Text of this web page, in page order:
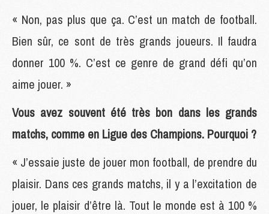
« Non, pas plus que ça. C’est un match de football.
Bien sûr, ce sont de très grands joueurs. Il faudra
donner 100 %. C’est ce genre de grand défi qu’on
aime jouer. »
Vous avez souvent été très bon dans les grands
matchs, comme en Ligue des Champions. Pourquoi ?
« J’essaie juste de jouer mon football, de prendre du
plaisir. Dans ces grands matchs, il y a l’excitation de
jouer, le plaisir d’être là. Tout le monde est à 100 %